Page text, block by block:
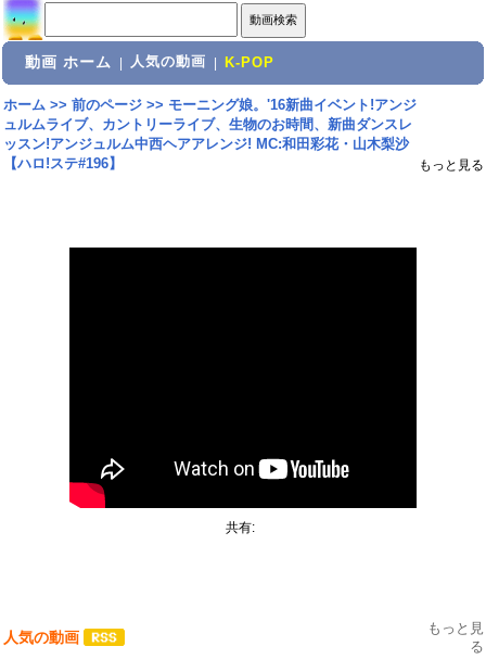
動画 ホーム 人気の動画 K-POP
ホーム>> 前のページ>> モーニング娘。'16新曲イベント!アンジ
ュルムライブ、カントリーライブ、生物のお時間、新曲ダンスレ
ッスン!アンジュルム中西ヘアアレンジ! MC:和田彩花・山木梨沙
【ハロ!ステ#196】
もっと見る
共有:
人気の動画
もっと見
る